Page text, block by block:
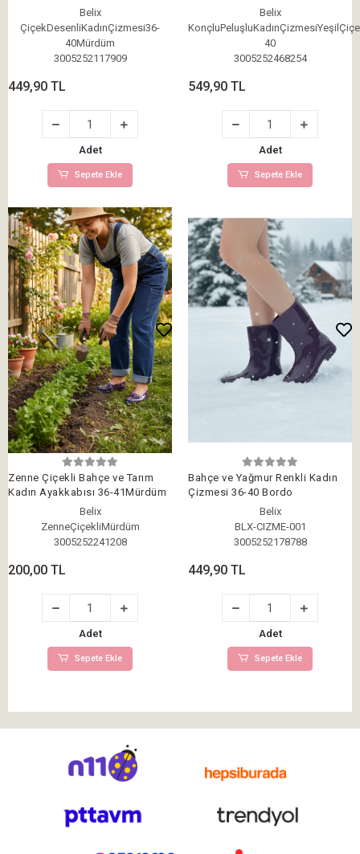
Belix
ÇiçekDesenliKadınÇizmesi36-
40Mürdüm
3005252117909
449,90 TL
Adet
Sepete Ekle
Belix
40
3005252468254
549,90 TL
Adet
Sepete Ekle
Zenne Çiçekli Bahçe ve Tarım
Kadın Ayakkabısı 36-41Mürdüm
Belix
ZenneÇiçekliMürdüm
3005252241208
200,00 TL
Adet
Sepete Ekle
Bahçe ve Yağmur Renkli Kadın
Çizmesi 36-40 Bordo
Belix
BLX-CIZME-001
3005252178788
449,90 TL
Adet
Sepete Ekle